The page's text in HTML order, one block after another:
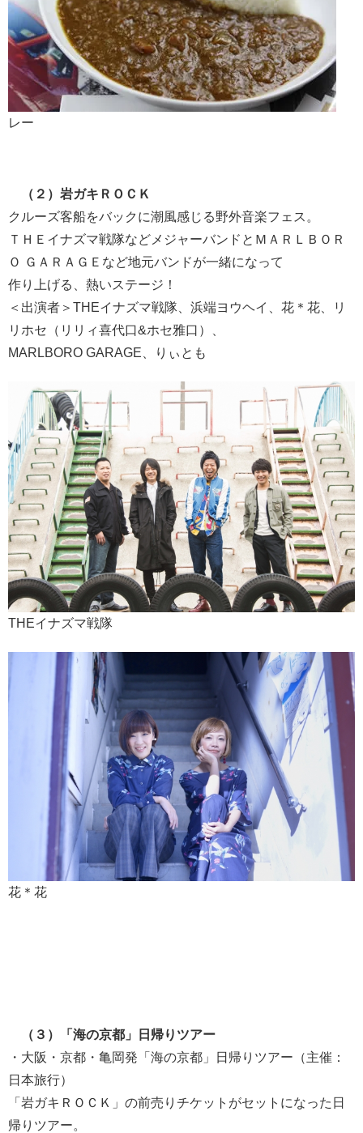
レー
（２）岩ガキＲＯＣＫ
クルーズ客船をバックに潮風感じる野外音楽フェス。
ＴＨＥイナズマ戦隊などメジャーバンドとＭＡＲＬＢＯＲ
Ｏ ＧＡＲＡＧＥなど地元バンドが一緒になって
作り上げる、熱いステージ！
＜出演者＞THEイナズマ戦隊、浜端ヨウヘイ、花＊花、リ
リホセ（リリィ喜代口&ホセ雅口）、
MARLBORO GARAGE、りぃとも
THEイナズマ戦隊
花＊花
（３）「海の京都」日帰りツアー
・大阪・京都・亀岡発「海の京都」日帰りツアー（主催：
日本旅行）
「岩ガキＲＯＣＫ」の前売りチケットがセットになった日
帰りツアー。